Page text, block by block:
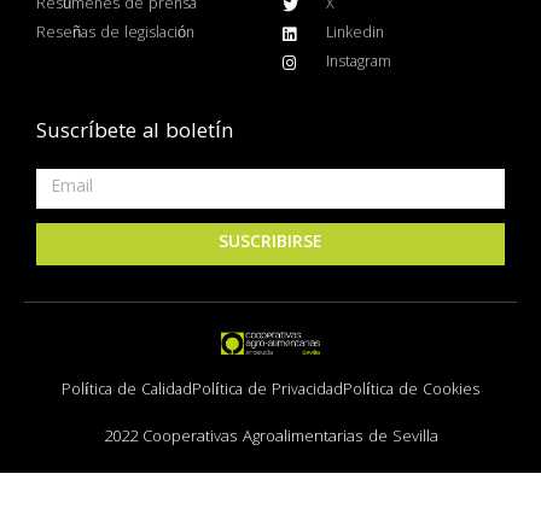
Reseñas de legislación
Linkedin
Instagram
Suscríbete al boletín
SUSCRIBIRSE
Política de CalidadPolítica de PrivacidadPolítica de Cookies
2022 Cooperativas Agroalimentarias de Sevilla